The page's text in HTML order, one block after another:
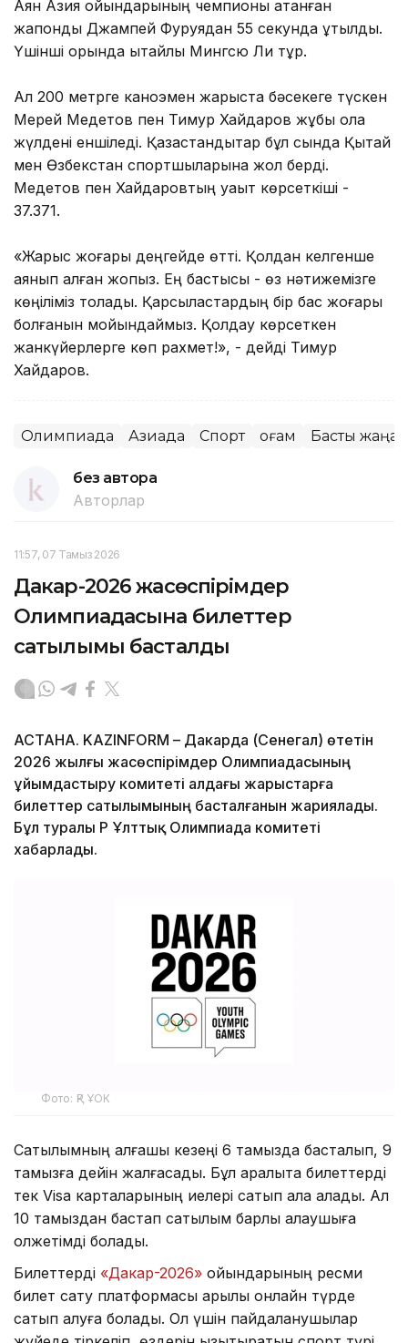
Аян Азия ойындарының чемпионы атанған
жапондық Джампей Фуруядан 55 секундқа ұтылды.
Үшінші орында қытайлық Мингсю Ли тұр.
Ал 200 метрге каноэмен жарыста бәсекеге түскен
Мерей Медетов пен Тимур Хайдаров жұбы қола
жүлдені еншіледі. Қазақстандықтар бұл сында Қытай
мен Өзбекстан спортшыларына жол берді.
Медетов пен Хайдаровтың уақыт көрсеткіші -
37.371.
«Жарыс жоғары деңгейде өтті. Қолдан келгенше
аянып қалған жоқпыз. Ең бастысы - өз нәтижемізге
көңіліміз толады. Қарсыластардың бір бас жоғары
болғанын мойындаймыз. Қолдау көрсеткен
жанкүйерлерге көп рахмет!», - дейді Тимур
Хайдаров.
Олимпиада Азиада Спорт Қоғам Басты
без автора
Авторлар
11:57, 07 Тамыз 2026
Дакар-2026 жасөспірімдер
Олимпиадасына билеттер
сатылымы басталды
АСТАНА. KAZINFORM – Дакарда (Сенегал) өтетін
2026 жылғы жасөспірімдер Олимпиадасының
ұйымдастыру комитеті алдағы жарыстарға
билеттер сатылымының басталғанын жариялады.
Бұл туралы ҚР Ұлттық Олимпиада комитеті
хабарлады.
Фото: ҚР ҰОК
Сатылымның алғашқы кезеңі 6 тамызда басталып, 9
тамызға дейін жалғасады. Бұл аралықта билеттерді
тек Visa карталарының иелері сатып ала алады. Ал
10 тамыздан бастап сатылым барлық қалаушыға
қолжетімді болады.
Билеттерді «Дакар-2026» ойындарының ресми
билет сату платформасы арқылы онлайн түрде
сатып алуға болады. Ол үшін пайдаланушылар